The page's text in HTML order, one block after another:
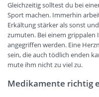
Gleichzeitig solltest du bei
Sport machen. Immerhin
Erkältung stärker als sonst
zumuten. Bei einem grippalen
angegriffen werden. Eine
sein, die auch tödlich enden
mute ihm nicht zu viel zu.
Medikamente richtig